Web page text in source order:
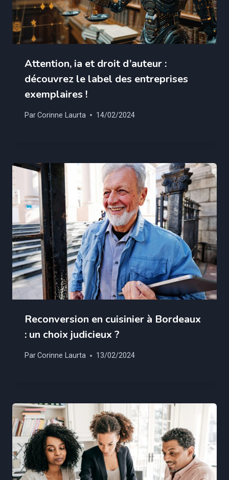
Attention, ia et droit d’auteur :
découvrez le label des entreprises
exemplaires !
ParCorinne Laurta 14/02/2024
Reconversion en cuisinier à Bordeaux
: un choix judicieux ?
ParCorinne Laurta 13/02/2024